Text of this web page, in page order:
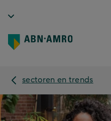
sectoren en trends